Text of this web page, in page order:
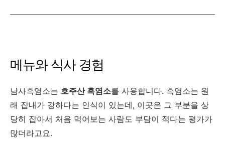
메뉴와 식사 경험
남사흑염소는 호주산 흑염소를 사용합니다. 흑염소는 원
래 잡내가 강하다는 인식이 있는데, 이곳은 그 부분을 상
당히 잡아서 처음 먹어보는 사람도 부담이 적다는 평가가
많더라고요.